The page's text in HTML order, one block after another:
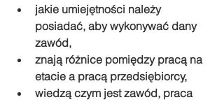
jakie umiejętności należy
posiadać, aby wykonywać dany
zawód,
znają różnice pomiędzy pracą na
etacie a pracą przedsiębiorcy,
wiedzą czym jest zawód, praca